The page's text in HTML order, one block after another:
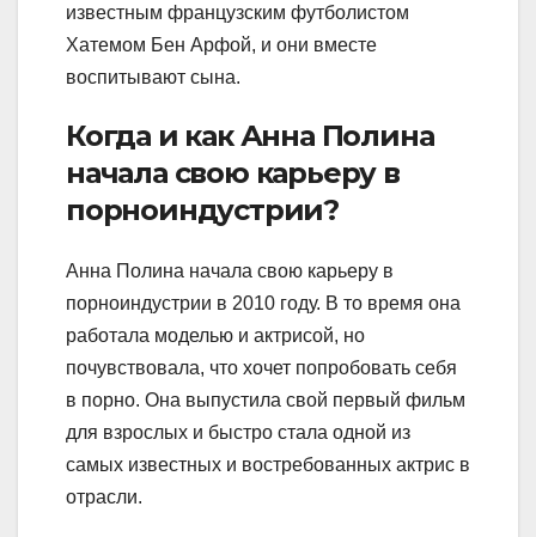
известным французским футболистом
Хатемом Бен Арфой, и они вместе
воспитывают сына.
Когда и как Анна Полина
начала свою карьеру в
порноиндустрии?
Анна Полина начала свою карьеру в
порноиндустрии в 2010 году. В то время она
работала моделью и актрисой, но
почувствовала, что хочет попробовать себя
в порно. Она выпустила свой первый фильм
для взрослых и быстро стала одной из
самых известных и востребованных актрис в
отрасли.